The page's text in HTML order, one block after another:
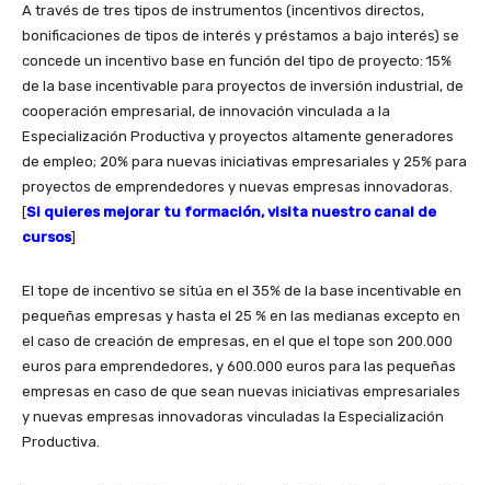
A través de tres tipos de instrumentos (incentivos directos,
bonificaciones de tipos de interés y préstamos a bajo interés) se
concede un incentivo base en función del tipo de proyecto: 15%
de la base incentivable para proyectos de inversión industrial, de
cooperación empresarial, de innovación vinculada a la
Especialización Productiva y proyectos altamente generadores
de empleo; 20% para nuevas iniciativas empresariales y 25% para
proyectos de emprendedores y nuevas empresas innovadoras.
[Si quieres mejorar tu formación, visita nuestro canal de
cursos]
El tope de incentivo se sitúa en el 35% de la base incentivable en
pequeñas empresas y hasta el 25 % en las medianas excepto en
el caso de creación de empresas, en el que el tope son 200.000
euros para emprendedores, y 600.000 euros para las pequeñas
empresas en caso de que sean nuevas iniciativas empresariales
y nuevas empresas innovadoras vinculadas la Especialización
Productiva.